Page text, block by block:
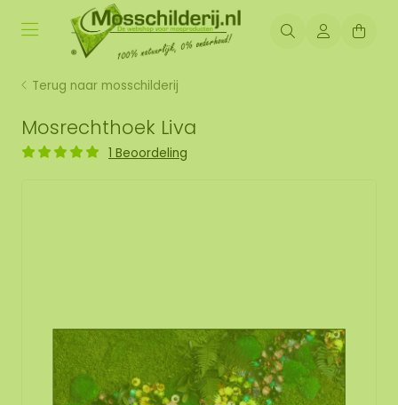
Terug naar mosschilderij
Mosrechthoek Liva
1 Beoordeling